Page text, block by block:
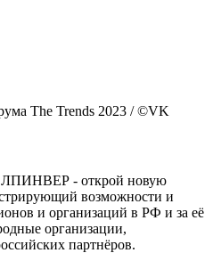
The Trends 2023 / ©VK
- открой новую
возможности и
и организаций в РФ и за её
организации,
партнёров.